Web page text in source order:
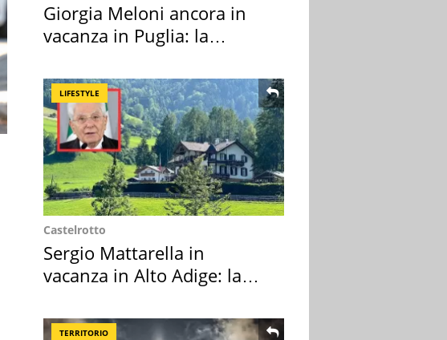
Giorgia Meloni ancora in
vacanza in Puglia: la
LIFESTYLE
Castelrotto
Sergio Mattarella in
vacanza in Alto Adige: la
TERRITORIO